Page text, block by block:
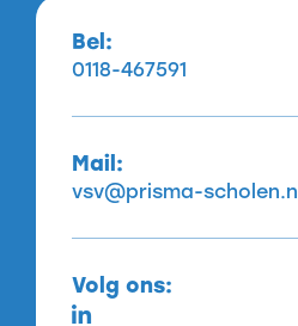
Bel:
0118-467591
Mail:
vsv@prisma-scholen.nl
Volg ons: